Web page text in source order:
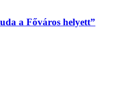
a Főváros helyett”